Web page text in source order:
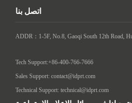
اتصل بنا
ADDR：1-5F, No.8, Gaoqi South 12th Road,
Tech Support:+86-400-766-7666
Sales Support: contact@idprt.com
Technical Support: technical@idprt.com